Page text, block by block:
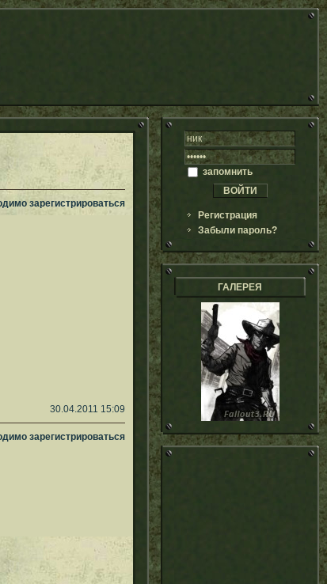
зарегистрироваться
30.04.2011 15:09
зарегистрироваться
запомнить
Регистрация
Забыли пароль?
ГАЛЕРЕЯ